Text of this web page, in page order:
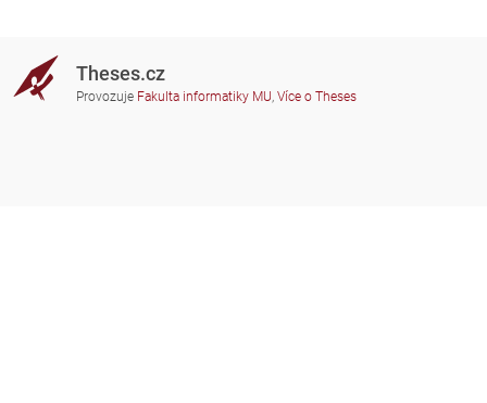
Theses.cz
Provozuje Fakulta informatiky MU, Více o Theses